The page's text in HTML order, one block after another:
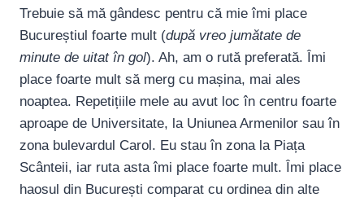
Trebuie să mă gândesc pentru că mie îmi place
Bucureștiul foarte mult (după vreo jumătate de
minute de uitat în gol). Ah, am o rută preferată. Îmi
place foarte mult să merg cu mașina, mai ales
noaptea. Repetițiile mele au avut loc în centru foarte
aproape de Universitate, la Uniunea Armenilor sau în
zona bulevardul Carol. Eu stau în zona la Piața
Scânteii, iar ruta asta îmi place foarte mult. Îmi place
haosul din București comparat cu ordinea din alte